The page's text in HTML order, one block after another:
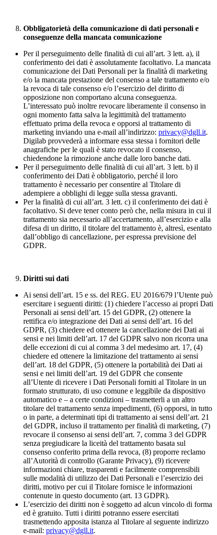
Obbligatorietà della comunicazione di dati personali e
conseguenze della mancata comunicazione
Per il perseguimento delle finalità di cui all’art. 3 lett. a), il
conferimento dei dati è assolutamente facoltativo. La mancata
comunicazione dei Dati Personali per la finalità di marketing
e/o la mancata prestazione del consenso a tale trattamento e/o
la revoca di tale consenso e/o l’esercizio del diritto di
opposizione non comportano alcuna conseguenza.
L’interessato può inoltre revocare liberamente il consenso in
ogni momento fatta salva la legittimità del trattamento
effettuato prima della revoca e opporsi al trattamento di
marketing inviando una e-mail all’indirizzo: privacy@dgll.it.
Digilab provvederà a informare essa stessa i fornitori delle
anagrafiche per le quali è stato revocato il consenso,
chiedendone la rimozione anche dalle loro banche dati.
Per il perseguimento delle finalità di cui all’art. 3 lett. b) il
conferimento dei Dati è obbligatorio, perché il loro
trattamento è necessario per consentire al Titolare di
adempiere a obblighi di legge sulla stessa gravanti.
Per la finalità di cui all’art. 3 lett. c) il conferimento dei dati è
facoltativo. Si deve tener conto però che, nella misura in cui il
trattamento sia necessario all’accertamento, all’esercizio e alla
difesa di un diritto, il titolare del trattamento è, altresì, esentato
dall’obbligo di cancellazione, per espressa previsione del
GDPR.
Diritti sui dati
Ai sensi dell’art. 15 e ss. del REG. EU 2016/679 l’Utente può
esercitare i seguenti diritti: (1) chiedere l’accesso ai propri Dati
Personali ai sensi dell’art. 15 del GDPR, (2) ottenere la
rettifica e/o integrazione dei Dati ai sensi dell’art. 16 del
GDPR, (3) chiedere ed ottenere la cancellazione dei Dati ai
sensi e nei limiti dell’art. 17 del GDPR salvo non ricorra una
delle eccezioni di cui al comma 3 del medesimo art. 17, (4)
chiedere ed ottenere la limitazione del trattamento ai sensi
dell’art. 18 del GDPR, (5) ottenere la portabilità dei Dati ai
sensi e nei limiti dell’art. 19 del GDPR che consente
all’Utente di ricevere i Dati Personali forniti al Titolare in un
formato strutturato, di uso comune e leggibile da dispositivo
automatico e – a certe condizioni – trasmetterli a un altro
titolare del trattamento senza impedimenti, (6) opporsi, in tutto
o in parte, a determinati tipi di trattamento ai sensi dell’art. 21
del GDPR, incluso il trattamento per finalità di marketing, (7)
revocare il consenso ai sensi dell’art. 7, comma 3 del GDPR
senza pregiudicare la liceità del trattamento basata sul
consenso conferito prima della revoca, (8) proporre reclamo
all’Autorità di controllo (Garante Privacy), (9) ricevere
informazioni chiare, trasparenti e facilmente comprensibili
sulle modalità di utilizzo dei Dati Personali e l’esercizio dei
diritti, motivo per cui il Titolare fornisce le informazioni
contenute in questo documento (art. 13 GDPR).
L’esercizio dei diritti non è soggetto ad alcun vincolo di forma
ed è gratuito. Tutti i diritti potranno essere esercitati
trasmettendo apposita istanza al Titolare al seguente indirizzo
e-mail: privacy@dgll.it.